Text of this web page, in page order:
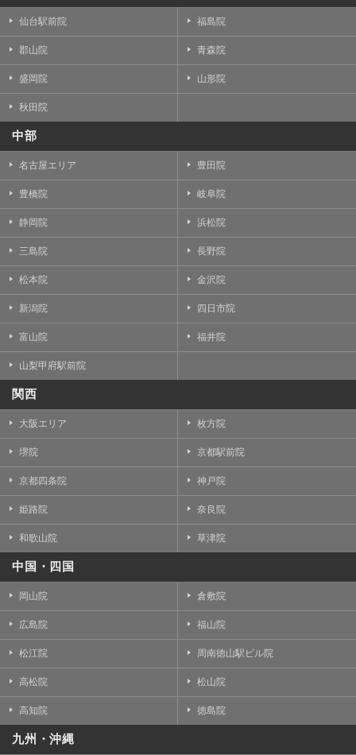
仙台駅前院 福島院
郡山院 青森院
盛岡院 山形院
秋田院
中部
名古屋エリア 豊田院
豊橋院 岐阜院
静岡院 浜松院
三島院 長野院
松本院 金沢院
新潟院 四日市院
富山院 福井院
山梨甲府駅前院
関西
大阪エリア 枚方院
堺院 京都駅前院
京都四条院 神戸院
姫路院 奈良院
和歌山院 草津院
中国・四国
岡山院 倉敷院
広島院 福山院
松江院 周南徳山駅ビル院
高松院 松山院
高知院 徳島院
九州・沖縄